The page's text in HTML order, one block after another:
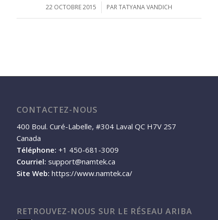
22 OCTOBRE 2015
/ PARTATYANA VANDICH
CONTACTEZ-NOUS
400 Boul. Curé-Labelle, #304 Laval QC H7V 2S7
Canada
Téléphone: +1 450-681-3009
Courriel: support@namtek.ca
Site Web: https://www.namtek.ca/
RETROUVEZ-NOUS SUR LE RÉSEAU ARIBA